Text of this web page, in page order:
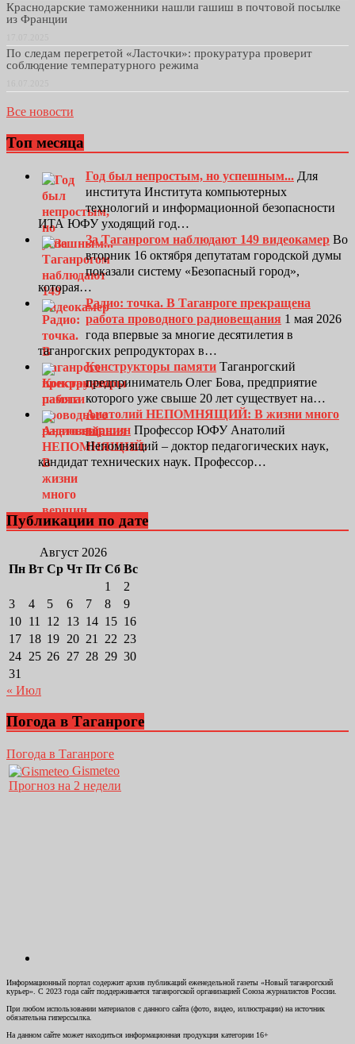
Краснодарские таможенники нашли гашиш в почтовой посылке
из Франции
По следам перегретой «Ласточки»: прокуратура проверит
соблюдение температурного режима
Все новости
Топ месяца
Год был непростым, но успешным... Для
института Института компьютерных
технологий и информационной безопасности
ИТА ЮФУ уходящий год…
За Таганрогом наблюдают 149 видеокамер Во
вторник 16 октября депутатам городской думы
показали систему «Безопасный город»,
которая…
Радио: точка. В Таганроге прекращена
работа проводного радиовещания 1 мая 2026
года впервые за многие десятилетия в
таганрогских репродукторах в…
Конструкторы памяти Таганрогский
предприниматель Олег Бова, предприятие
которого уже свыше 20 лет существует на…
Анатолий НЕПОМНЯЩИЙ: В жизни много
вершин Профессор ЮФУ Анатолий
Непомнящий – доктор педагогических наук,
кандидат технических наук. Профессор…
Публикации по дате
Август 2026
Пн Вт Ср Чт Пт Сб Вс
1
2
3
4 5 6 7 8
9
10 11 12 13 14 15 16
17 18 19 20 21 22 23
24 25 26 27 28 29 30
31
« Июл
Погода в Таганроге
Погода в Таганроге
Gismeteo
Прогноз на 2 недели
Информационный портал содержит архив публикаций еженедельной газеты «Новый таганрогский
курьер». С 2023 года сайт поддерживается таганрогской организацией Союза журналистов России.
При любом использовании материалов с данного сайта (фото, видео, иллюстрации) на источник
обязательна гиперссылка.
На данном сайте может находиться информационная продукция категории 16+